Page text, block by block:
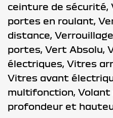
ceinture de sécurité,
portes en roulant,
distance,
portes, Vert Absolu,
électriques, Vitres
Vitres avant
multifonction, Volant
profondeur et